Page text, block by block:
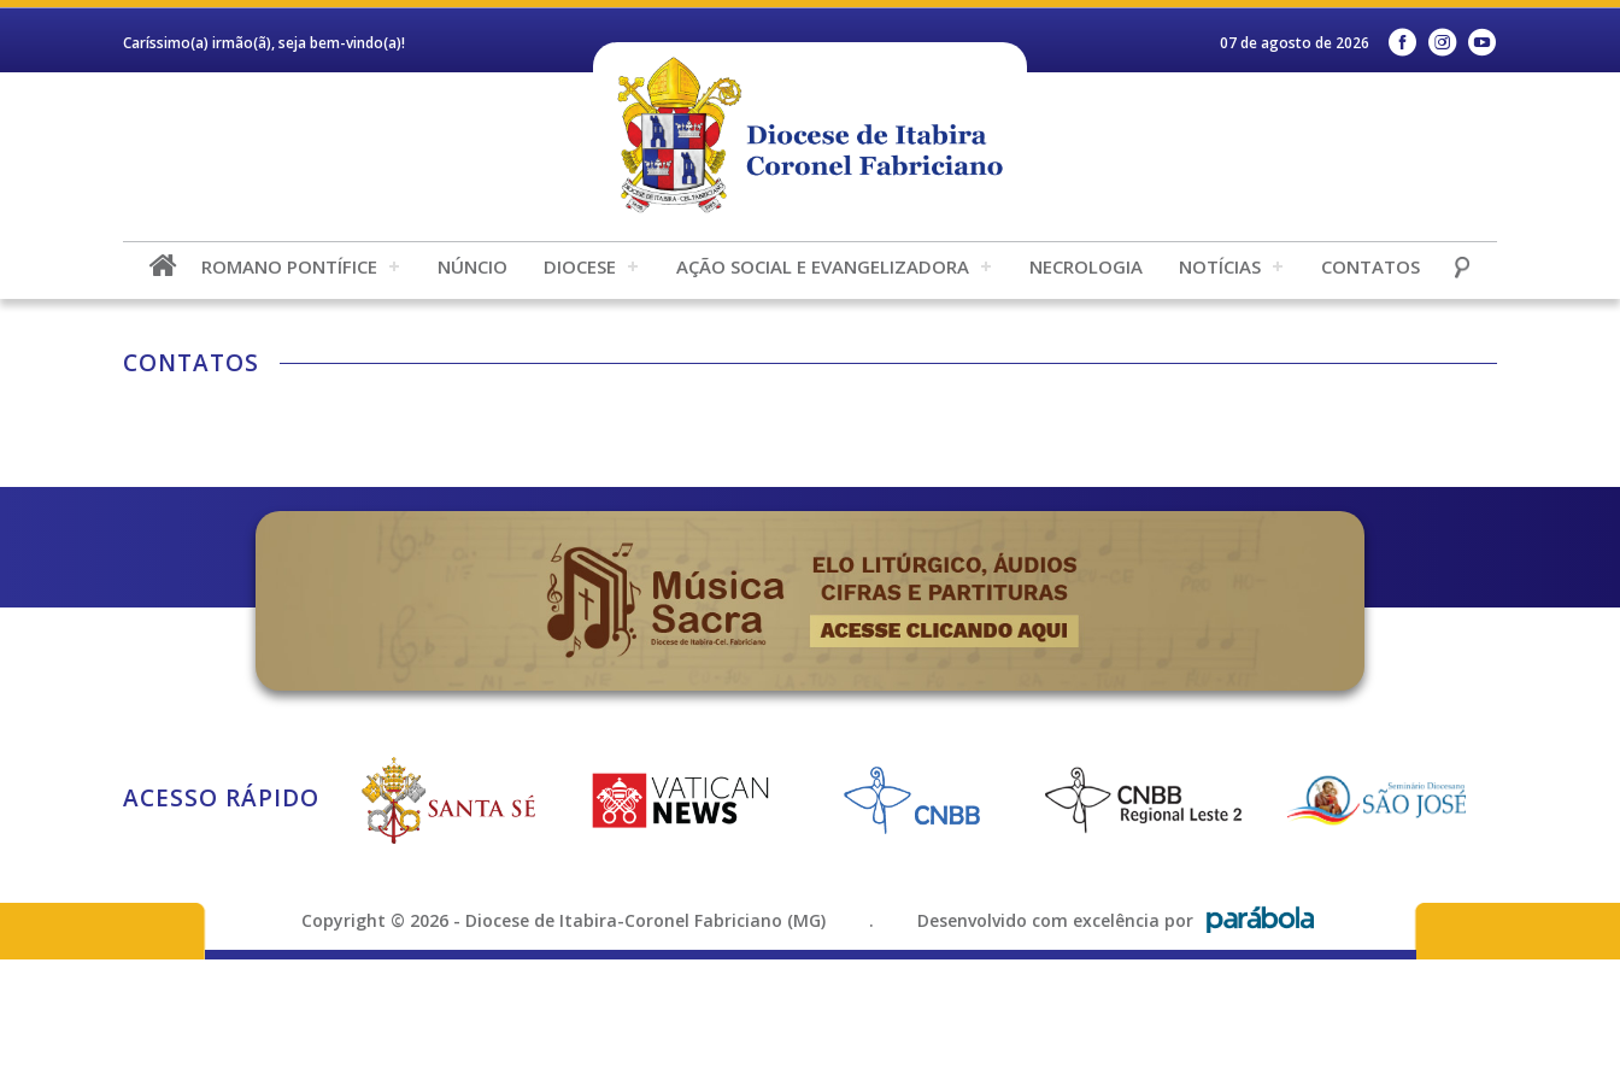
Caríssimo(a) irmão(ã), seja bem-vindo(a)! 07 de agosto de 2026
ROMANO PONTÍFICE NÚNCIO DIOCESE AÇÃO SOCIAL E EVANGELIZADORA NECROLOGIA NOTÍCIAS CONTATOS
CONTATOS
ACESSO RÁPIDO
Copyright © 2026 - Diocese de Itabira-Coronel Fabriciano (MG) . Desenvolvido com excelência por